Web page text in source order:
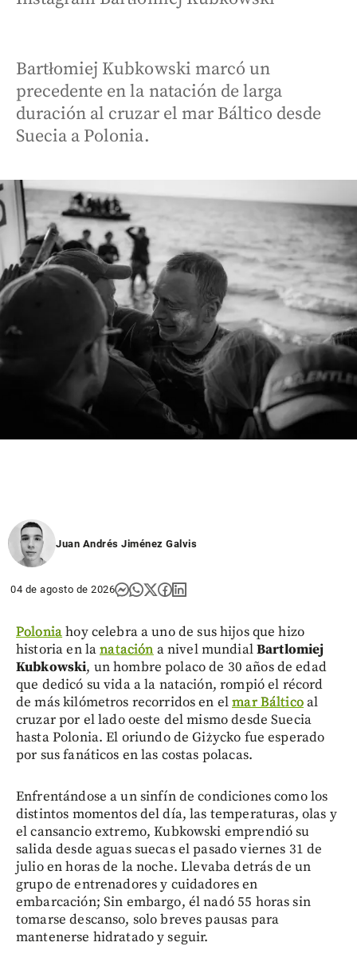
Bartłomiej Kubkowski marcó un
precedente en la natación de larga
duración al cruzar el mar Báltico desde
Suecia a Polonia.
Juan Andrés Jiménez Galvis
04 de agosto de 2026
Poloniahoy celebra a uno de sus hijos que hizo
historia en lanatación a nivel mundialBartlomiej
Kubkowski, un hombre polaco de 30 años de edad
que dedicó su vida a la natación, rompió el récord
de más kilómetros recorridos en elmar Bálticoal
cruzar por el lado oeste del mismo desde Suecia
hasta Polonia. El oriundo de Giżycko fue esperado
por sus fanáticos en las costas polacas.
Enfrentándose a un sinfín de condiciones como los
distintos momentos del día, las temperaturas, olas y
el cansancio extremo, Kubkowski emprendió su
salida desde aguas suecas el pasado viernes 31 de
julio en horas de la noche. Llevaba detrás de un
grupo de entrenadores y cuidadores en
embarcación; Sin embargo, él nadó 55 horas sin
tomarse descanso, solo breves pausas para
mantenerse hidratado y seguir.